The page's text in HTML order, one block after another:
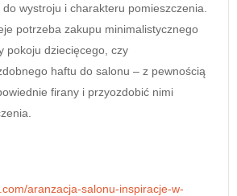
wystroju i charakteru pomieszczenia.
potrzeba zakupu minimalistycznego
pokoju dziecięcego, czy
haftu do salonu – z pewnością
firany i przyozdobić nimi
aranzacja-salonu-inspiracje-w-